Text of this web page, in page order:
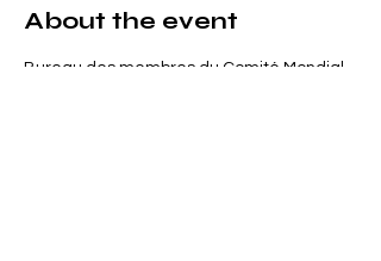
About the event
Bureau des membres du Comité Mondial